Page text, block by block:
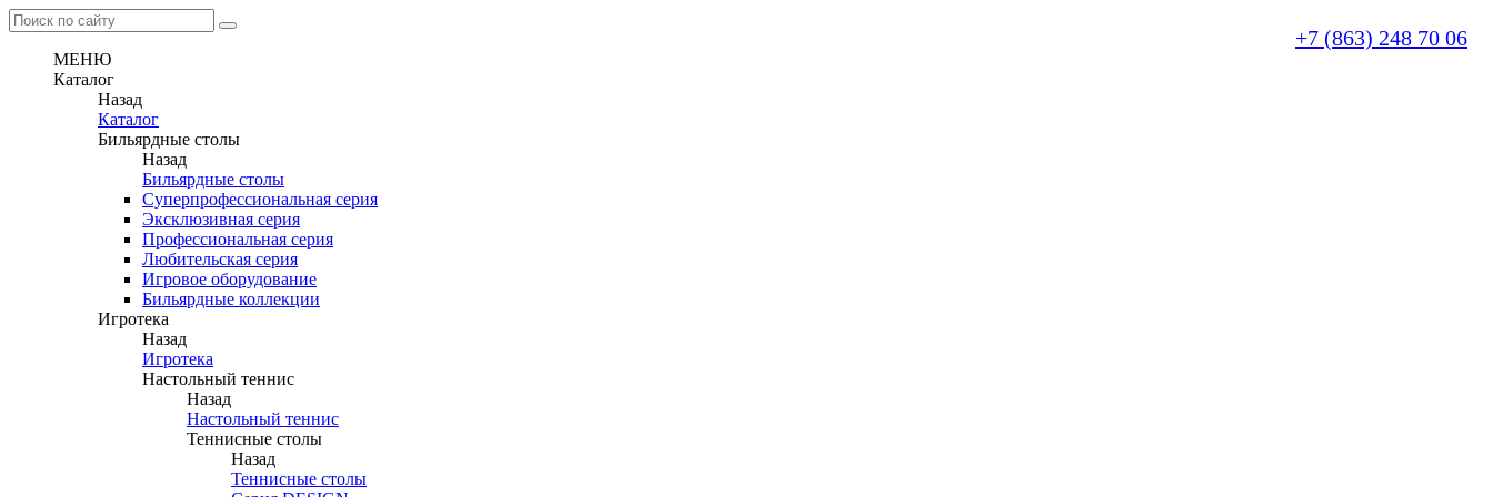
+7 (863) 248 70 06
МЕНЮ
Каталог
Назад
Каталог
Бильярдные столы
Назад
Бильярдные столы
Суперпрофессиональная серия
Эксклюзивная серия
Профессиональная серия
Любительская серия
Игровое оборудование
Бильярдные коллекции
Игротека
Назад
Игротека
Настольный теннис
Назад
Настольный теннис
Теннисные столы
Назад
Теннисные столы